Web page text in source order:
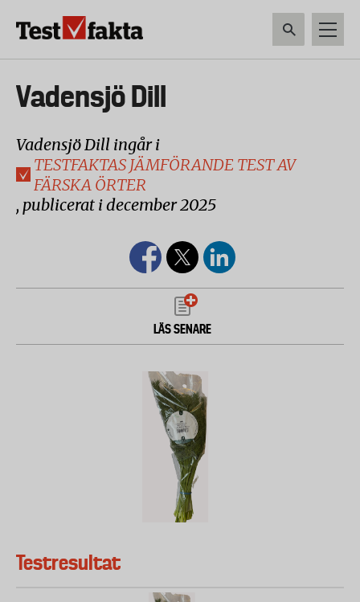
Huvudmeny
ny
Vadensjö Dill
Vadensjö Dill ingår i
TESTFAKTAS JÄMFÖRANDE TEST AV
FÄRSKA ÖRTER
, publicerat i december 2025
LÄS SENARE
Testresultat